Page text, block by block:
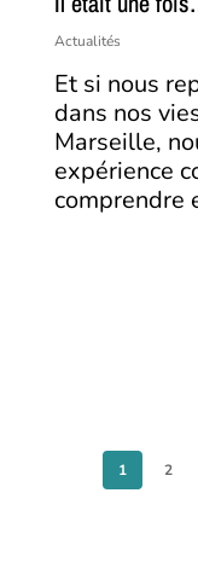
Actualités
Et si nous
dans nos
Marseille,
expérience
comprendre
1 2